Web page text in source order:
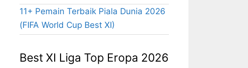
11+ Pemain Terbaik Piala Dunia 2026
(FIFA World Cup Best XI)
Best XI Liga Top Eropa 2026